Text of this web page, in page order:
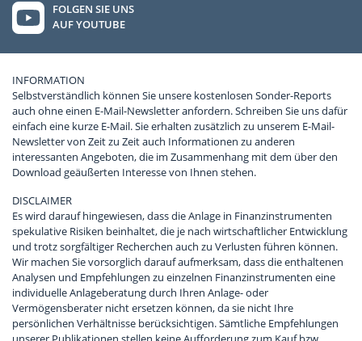
FOLGEN SIE UNS
AUF YOUTUBE
INFORMATION
Selbstverständlich können Sie unsere kostenlosen Sonder-Reports
auch ohne einen E-Mail-Newsletter anfordern. Schreiben Sie uns dafür
einfach eine kurze E-Mail. Sie erhalten zusätzlich zu unserem E-Mail-
Newsletter von Zeit zu Zeit auch Informationen zu anderen
interessanten Angeboten, die im Zusammenhang mit dem über den
Download geäußerten Interesse von Ihnen stehen.
DISCLAIMER
Es wird darauf hingewiesen, dass die Anlage in Finanzinstrumenten
spekulative Risiken beinhaltet, die je nach wirtschaftlicher Entwicklung
und trotz sorgfältiger Recherchen auch zu Verlusten führen können.
Wir machen Sie vorsorglich darauf aufmerksam, dass die enthaltenen
Analysen und Empfehlungen zu einzelnen Finanzinstrumenten eine
individuelle Anlageberatung durch Ihren Anlage- oder
Vermögensberater nicht ersetzen können, da sie nicht Ihre
persönlichen Verhältnisse berücksichtigen. Sämtliche Empfehlungen